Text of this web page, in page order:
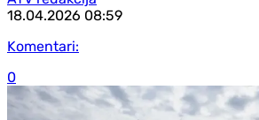
18.04.2026 08:59
Komentari:
0